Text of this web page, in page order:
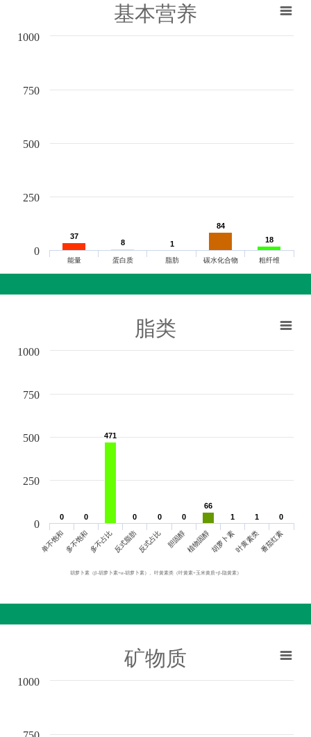
基本营养
37
37
8
8 1
1
84
84
18
18
能量 蛋白质 脂肪 碳水化合物 粗纤维
0
250
500
750
1000
脂类
胡萝卜素（β-胡萝卜素+α-胡萝卜素）、叶黄素类（叶黄素+玉米黄质+β-隐黄素）
0
0 0
0
471
471
0
0 0
0 0
0
66
66
1
1 1
1 0
0
单不饱和多不饱和多不占比反式脂肪反式占比 胆固醇植物固醇胡萝卜素叶黄素类番茄红素
0
250
500
750
1000
矿物质
1000